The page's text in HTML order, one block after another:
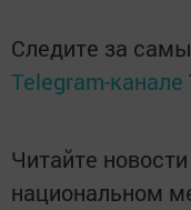
Следите за
Telegram-канале
Читайте
национальном